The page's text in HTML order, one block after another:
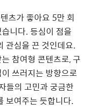
츠가 좋아요 5만 회
니다. 등심이 점을
관심을 끈 것인데요.
참여형 콘텐츠로, 구
쓰러지는 방향으로
들의 고민과 궁금한
보여주는 듯합니다.